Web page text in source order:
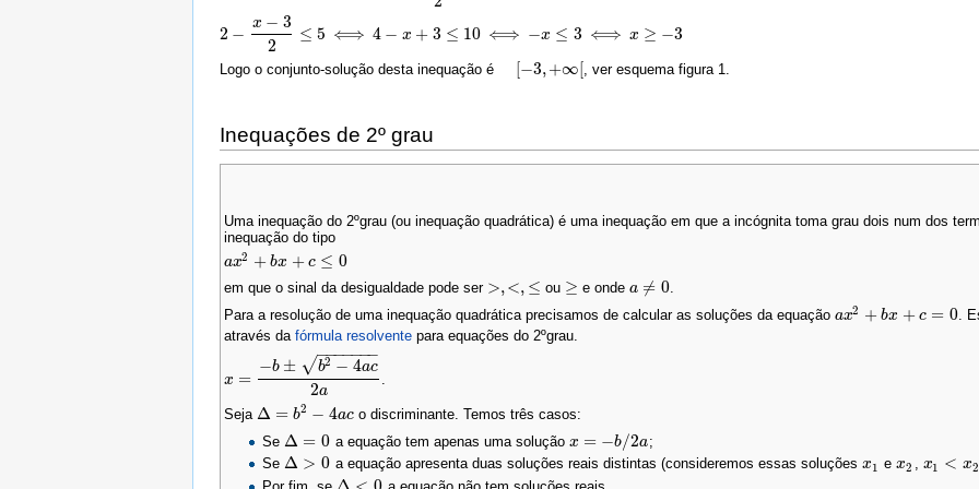
2 −
x − 3
2
≤ 5 ⟺ 4 − x + 3 ≤ 10 ⟺ −x ≤ 3 ⟺ x ≥ −3
2 −x −32≤5⟺4 −x +3≤10 ⟺− x≤ 3⟺ x≥− 3
Logo o conjunto-solução desta inequação é [−3,+∞[
,+∞[ , ver esquema figura 1.
Inequações de 2º grau
Uma inequação do 2ºgrau (ou inequação quadrática) é uma inequação em que a incógnita toma grau dois num dos
inequação do tipo
ax2 + bx + c ≤ 0
ax2+bx+c ≤0
em que o sinal da desigualdade pode ser >,<, ≤
>,<,≤ ou ≥
≥ e ondea ≠ 0
a≠0
Para a resolução de uma inequação quadrática precisamos de calcular as soluções da equação ax2 + bx + c = 0
ax2+bx+c =0
.
através da fórmula resolventepara equações do 2ºgrau.
x =
−b ± b2 − 4ac
− −
−−−−−
√
2a
x=−b ±b2−4ac2a
Seja Δ = b2 − 4ac
Δ= b2 −4 ac
o discriminante. Temos três casos:
SeΔ = 0
Δ= 0 a equação tem apenas uma solução x = −b/2a
x=−b /2a
;
SeΔ > 0
Δ> 0 a equação apresenta duas soluções reais distintas (consideremos essas soluções x1
x1 ex2
x2 , x1 < x2
x1 <x2